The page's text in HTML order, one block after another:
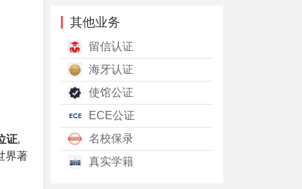
证,
界著
其他业务
留信认证
海牙认证
使馆公证
ECE公证
名校保录
真实学籍